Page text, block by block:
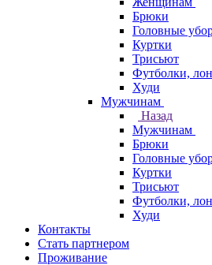
Брюки
Головные
Куртки
Трисьют
Футболки,
Худи
Мужчинам
Назад
Мужчинам
Брюки
Головные
Куртки
Трисьют
Футболки,
Худи
Контакты
Стать партнером
Проживание